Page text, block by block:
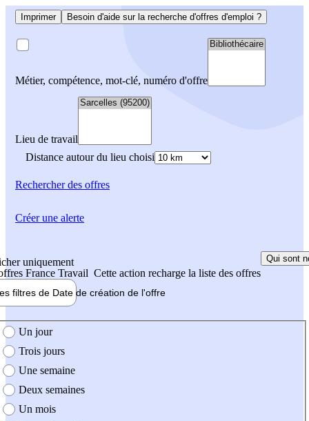
Imprimer Besoin d'aide sur la recherche d'offres d'emploi ?
Métier, compétence, mot-clé, numéro d'offre
Lieu de travail
Distance autour du lieu choisi
Rechercherdes offres
uniquement
France Travail Cette action recharge la liste des offres
Qui sont
filtres de Date de création de l'offre
création de l'offre
Un jour
Trois jours
Une semaine
Deux semaines
Un mois
Créer une alerte